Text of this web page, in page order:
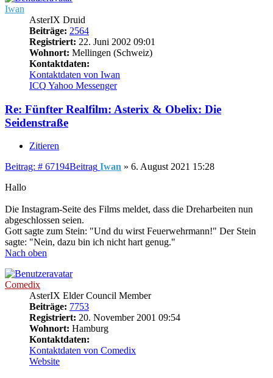
Iwan
AsterIX Druid
Beiträge: 2564
Registriert: 22. Juni 2002 09:01
Wohnort: Mellingen (Schweiz)
Kontaktdaten:
Kontaktdaten von Iwan
ICQ Yahoo Messenger
Re: Fünfter Realfilm: Asterix & Obelix: Die
Seidenstraße
Zitieren
Beitrag: # 67194Beitrag Iwan » 6. August 2021 15:28
Hallo
Die Instagram-Seite des Films meldet, dass die Dreharbeiten nun
abgeschlossen seien.
Gott sagte zum Stein: "Und du wirst Feuerwehrmann!" Der Stein
sagte: "Nein, dazu bin ich nicht hart genug."
Nach oben
Comedix
AsterIX Elder Council Member
Beiträge: 7753
Registriert: 20. November 2001 09:54
Wohnort: Hamburg
Kontaktdaten:
Kontaktdaten von Comedix
Website